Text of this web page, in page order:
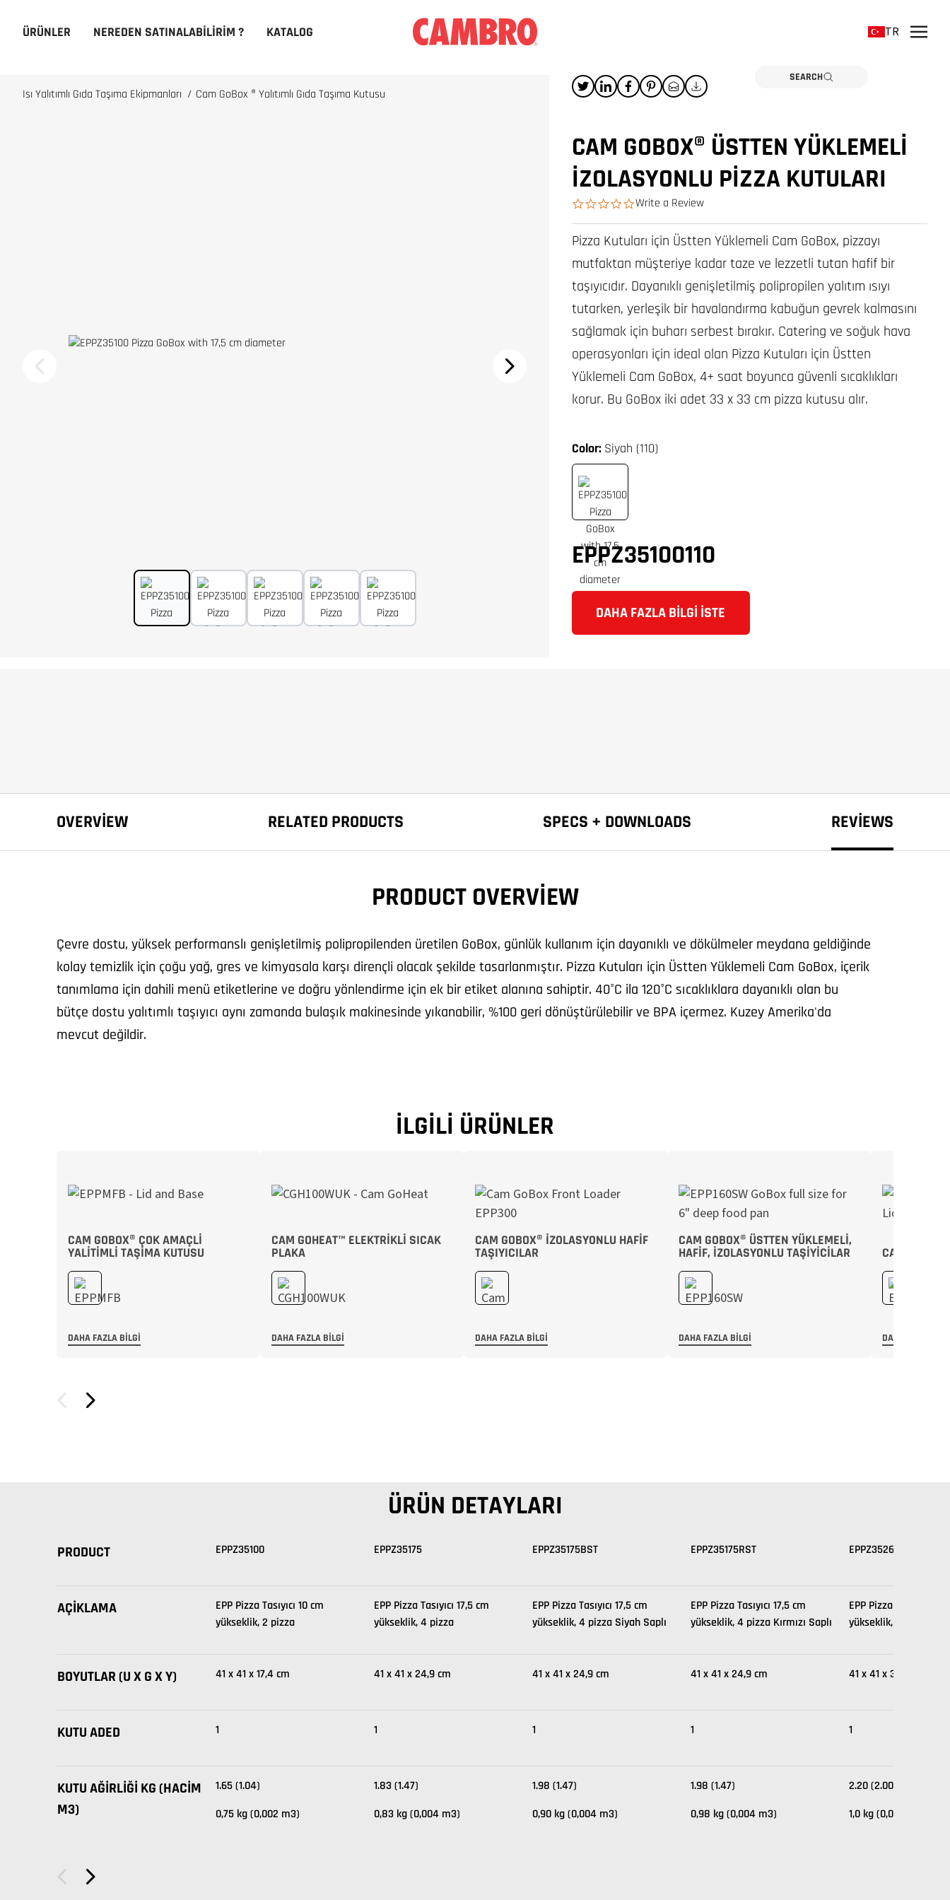
ÜRÜNLER NEREDEN SATINALABILIRIM ? KATALOG
SEARCH
TR
Isı Yalıtımlı Gıda Taşıma Ekipmanları / Cam GoBox ® Yalıtımlı Gıda Taşıma Kutusu
CAM GOBOX® ÜSTTEN YÜKLEMELI
İZOLASYONLU PIZZA KUTULARI
0.0 star rating
Write a Review
Color: Siyah (110)
EPPZ35100110
DAHA FAZLA BILGI İSTE
Pizza Kutuları için Üstten Yüklemeli Cam GoBox, pizzayı
mutfaktan müşteriye kadar taze ve lezzetli tutan hafif bir
taşıyıcıdır. Dayanıklı genişletilmiş polipropilen yalıtım ısıyı
tutarken, yerleşik bir havalandırma kabuğun gevrek kalmasını
sağlamak için buharı serbest bırakır. Catering ve soğuk hava
operasyonları için ideal olan Pizza Kutuları için Üstten
Yüklemeli Cam GoBox, 4+ saat boyunca güvenli sıcaklıkları
korur. Bu GoBox iki adet 33 x 33 cm pizza kutusu alır.
OVERVIEW RELATED PRODUCTS SPECS + DOWNLOADS REVIEWS
PRODUCT OVERVIEW
Çevre dostu, yüksek performanslı genişletilmiş polipropilenden üretilen GoBox, günlük kullanım için dayanıklı ve dökülmeler meydana geldiğinde
kolay temizlik için çoğu yağ, gres ve kimyasala karşı dirençli olacak şekilde tasarlanmıştır. Pizza Kutuları için Üstten Yüklemeli Cam GoBox, içerik
tanımlama için dahili menü etiketlerine ve doğru yönlendirme için ek bir etiket alanına sahiptir. 40°C ila 120°C sıcaklıklara dayanıklı olan bu
bütçe dostu yalıtımlı taşıyıcı aynı zamanda bulaşık makinesinde yıkanabilir, %100 geri dönüştürülebilir ve BPA içermez. Kuzey Amerika'da
mevcut değildir.
İLGILI ÜRÜNLER
CAM GOBOX® ÇOK AMAÇLI
YALITIMLI TAŞIMA KUTUSU
DAHA FAZLA BILGI
CAM GOHEAT™ ELEKTRIKLI SICAK
PLAKA
DAHA FAZLA BILGI
CAM GOBOX® İZOLASYONLU HAFIF
TAŞIYICILAR
DAHA FAZLA BILGI
CAM GOBOX® ÜSTTEN YÜKLEMELI,
HAFIF, İZOLASYONLU TAŞIYICILAR
DAHA FAZLA BILGI
CAM
DAHA FAZLA
ÜRÜN DETAYLARI
PRODUCT EPPZ35100 EPPZ35175 EPPZ35175BST EPPZ35175RST EPPZ35265
AÇIKLAMA
EPP Pizza Tasıyıcı 10 cm
yükseklik, 2 pizza
EPP Pizza Tasıyıcı 17,5 cm
yükseklik, 4 pizza
EPP Pizza Tasıyıcı 17,5 cm
yükseklik, 4 pizza Siyah Saplı
EPP Pizza Tasıyıcı 17,5 cm
yükseklik, 4 pizza Kırmızı Saplı
EPP Pizza Tasıyıcı
yükseklik, 6 pizza
BOYUTLAR (U X G X Y) 41 x 41 x 17,4 cm 41 x 41 x 24,9 cm 41 x 41 x 24,9 cm 41 x 41 x 24,9 cm 41 x 41 x 33,9 cm
KUTU ADED 1 1 1 1 1
KUTU AĞIRLIĞI KG (HACIM
M3)
1.65 (1.04)
0,75 kg (0,002 m3)
1.83 (1.47)
0,83 kg (0,004 m3)
1.98 (1.47)
0,90 kg (0,004 m3)
1.98 (1.47)
0,98 kg (0,004 m3)
2.20 (2.00)
1,0 kg (0,005 m3)